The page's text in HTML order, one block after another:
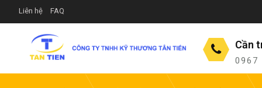
Liên hệ FAQ
Cần
0967